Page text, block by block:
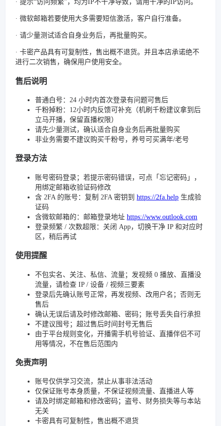
· 提示“访问频繁”，均为IP不干净导致，请用干净的IP访问。
· 微软邮箱若要使用大多需要短信激活，客户自行准备。
· 请少量测试适合自身业务后，再批量购买。
· 卡密产品具有可复制性，售出概不退货。并且本店承诺绝不
进行二次销售，确保用户使用安全。
售后说明
普通白号：24 小时内首次登录有问题可售后
千粉掉粉：12小时内反馈可补充（机刷千粉建议拿到后
立马开播，保留直播权限）
请先少量测试，确认适合自身业务后再批量购买
非业务需要不建议购买千粉号，养号可买满年/老号
登录方法
账号密码登录；若提示密码错误，可点「忘记密码」，
用绑定邮箱收验证码修改
含 2FA 的账号：复制 2FA 密钥到 https://2fa.help 生成验
证码
含微软邮箱的：邮箱登录地址 https://www.outlook.com
登录频繁 / 次数超限：关闭 App，切换干净 IP 和对应时
区，稍后再试
使用提醒
不包实名、关注、私信、流量；发视频 0 播放、直播没
流量，请检查 IP / 设备 / 视频三要素
登录后先确认账号正常，再发视频、改用户名；否则无
售后
确认无误后请及时修改邮箱、密码；账号丢失自行承担
不建议囤号；超过售后时间封号无售后
由于平台规则变化，开播需手机号验证、直播伴侣不可
用等情况，不在售后范围内
免责声明
账号仅供学习交流，禁止从事非法活动
仅保证账号本身质量，不保证视频流量、直播进人等
请及时绑定邮箱和修改密码；盗号、财务损失等与本站
无关
卡密具有可复制性，售出概不退货